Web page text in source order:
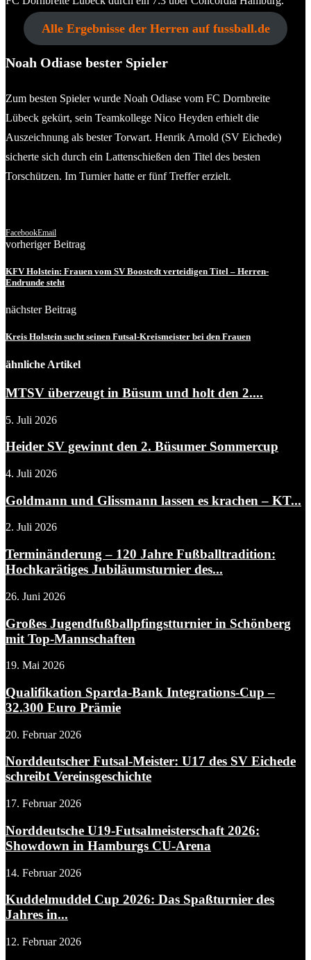
Alle Ergebnisse der Herren auf fussball.de
Noah Odiase bester Spieler
Zum besten Spieler wurde Noah Odiase vom FC Dornbreite
Lübeck gekürt, sein Teamkollege Nico Heyden erhielt die
Auszeichnung als bester Torwart. Henrik Arnold (SV Eichede)
sicherte sich durch ein Lattenschießen den Titel des besten
Torschützen. Im Turnier hatte er fünf Treffer erzielt.
FacebookEmail
vorheriger Beitrag
KFV Holstein: Frauen vom SV Boostedt verteidigen Titel – Herren-
Endrunde steht
nächster Beitrag
Kreis Holstein sucht seinen Futsal-Kreismeister bei den Frauen
ähnliche Artikel
MTSV überzeugt in Büsum und holt den 2....
5. Juli 2026
Heider SV gewinnt den 2. Büsumer Sommercup
4. Juli 2026
Goldmann und Glissmann lassen es krachen – KT...
2. Juli 2026
Terminänderung – 120 Jahre Fußballtradition:
Hochkarätiges Jubiläumsturnier des...
26. Juni 2026
Großes Jugendfußballpfingstturnier in Schönberg
mit Top-Mannschaften
19. Mai 2026
Qualifikation Sparda-Bank Integrations-Cup –
32.300 Euro Prämie
20. Februar 2026
Norddeutscher Futsal-Meister: U17 des SV Eichede
schreibt Vereinsgeschichte
17. Februar 2026
Norddeutsche U19-Futsalmeisterschaft 2026:
Showdown in Hamburgs CU-Arena
14. Februar 2026
Kuddelmuddel Cup 2026: Das Spaßturnier des
Jahres in...
12. Februar 2026